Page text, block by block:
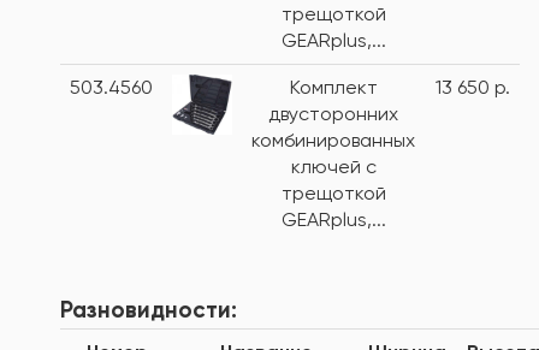
трещоткой
GEARplus,...
503.4560
Комплект
двусторонних
комбинированных
ключей с
трещоткой
GEARplus,...
13 650 р.
Разновидности: